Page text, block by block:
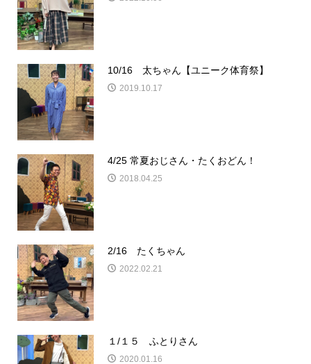
10/16 太ちゃん【ユニーク体育祭】
2019.10.17
4/25 常夏おじさん・たくおどん！
2018.04.25
2/16 たくちゃん
2022.02.21
１/１５ ふとりさん
2020.01.16